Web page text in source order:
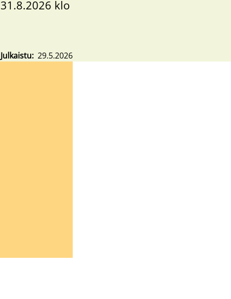
klo
Julkaistu 29.5.2026